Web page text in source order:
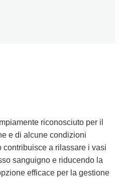
riconosciuto per il
e di alcune condizioni
contribuisce a rilassare i vasi
sanguigno e riducendo la
efficace per la gestione